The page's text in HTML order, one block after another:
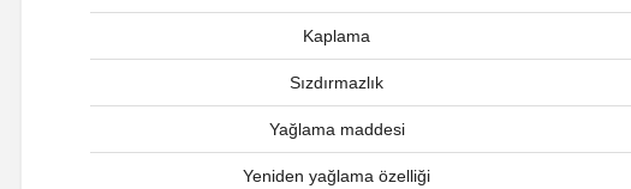
Kaplama
Sızdırmazlık
Yağlama maddesi
Yeniden yağlama özelliği